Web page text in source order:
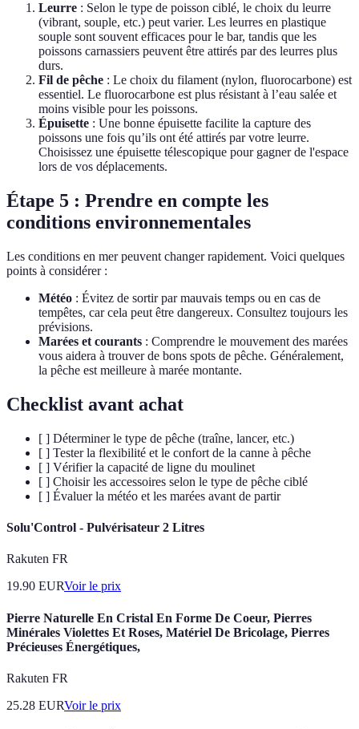
Leurre : Selon le type de poisson ciblé, le choix du leurre
(vibrant, souple, etc.) peut varier. Les leurres en plastique
souple sont souvent efficaces pour le bar, tandis que les
poissons carnassiers peuvent être attirés par des leurres plus
durs.
Fil de pêche : Le choix du filament (nylon, fluorocarbone) est
essentiel. Le fluorocarbone est plus résistant à l’eau salée et
moins visible pour les poissons.
Épuisette : Une bonne épuisette facilite la capture des
poissons une fois qu’ils ont été attirés par votre leurre.
Choisissez une épuisette télescopique pour gagner de l'espace
lors de vos déplacements.
Étape 5 : Prendre en compte les
conditions environnementales
Les conditions en mer peuvent changer rapidement. Voici quelques
points à considérer :
Météo : Évitez de sortir par mauvais temps ou en cas de
tempêtes, car cela peut être dangereux. Consultez toujours les
prévisions.
Marées et courants : Comprendre le mouvement des marées
vous aidera à trouver de bons spots de pêche. Généralement,
la pêche est meilleure à marée montante.
Checklist avant achat
[ ] Déterminer le type de pêche (traîne, lancer, etc.)
[ ] Tester la flexibilité et le confort de la canne à pêche
[ ] Vérifier la capacité de ligne du moulinet
[ ] Choisir les accessoires selon le type de pêche ciblé
[ ] Évaluer la météo et les marées avant de partir
Solu'Control - Pulvérisateur 2 Litres
Rakuten FR
19.90 EURVoir le prix
Pierre Naturelle En Cristal En Forme De Coeur, Pierres
Minérales Violettes Et Roses, Matériel De Bricolage, Pierres
Précieuses Énergétiques,
Rakuten FR
25.28 EURVoir le prix